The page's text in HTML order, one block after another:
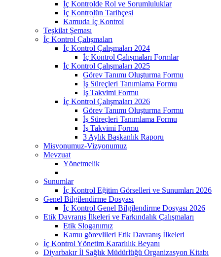
İç Kontrolde Rol ve Sorumluluklar
İç Kontrolün Tarihçesi
Kamuda İç Kontrol
Teşkilat Şeması
İç Kontrol Çalışmaları
İç Kontrol Çalışmaları 2024
İç Kontrol Çalışmaları Formlar
İç Kontrol Çalışmaları 2025
Görev Tanımı Oluşturma Formu
İş Süreçleri Tanımlama Formu
İş Takvimi Formu
İç Kontrol Çalışmaları 2026
Görev Tanımı Oluşturma Formu
İş Süreçleri Tanımlama Formu
İş Takvimi Formu
3 Aylık Başkanlık Raporu
Misyonumuz-Vizyonumuz
Mevzuat
Yönetmelik
Sunumlar
İç Kontrol Eğitim Görselleri ve Sunumları 2026
Genel Bilgilendirme Dosyası
İç Kontrol Genel Bilgilendirme Dosyası 2026
Etik Davranış İlkeleri ve Farkındalık Çalışmaları
Etik Sloganımız
Kamu görevlileri Etik Davranış İlkeleri
İç Kontrol Yönetim Kararlılık Beyanı
Diyarbakır İl Sağlık Müdürlüğü Organizasyon Kitabı